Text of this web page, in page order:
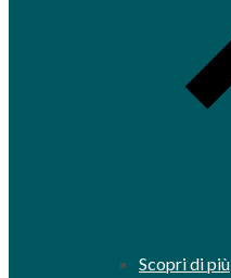
Scopri di più